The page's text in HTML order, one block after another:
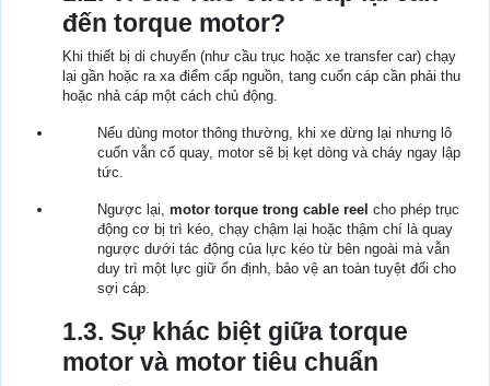
đến torque motor?
Khi thiết bị di chuyển (như cầu trục hoặc xe transfer car) chạy
lại gần hoặc ra xa điểm cấp nguồn, tang cuốn cáp cần phải thu
hoặc nhả cáp một cách chủ động.
Nếu dùng motor thông thường, khi xe dừng lại nhưng lô
cuốn vẫn cố quay, motor sẽ bị kẹt dòng và cháy ngay lập
tức.
Ngược lại, motor torque trong cable reel cho phép trục
động cơ bị trì kéo, chạy chậm lại hoặc thậm chí là quay
ngược dưới tác động của lực kéo từ bên ngoài mà vẫn
duy trì một lực giữ ổn định, bảo vệ an toàn tuyệt đối cho
sợi cáp.
1.3. Sự khác biệt giữa torque
motor và motor tiêu chuẩn